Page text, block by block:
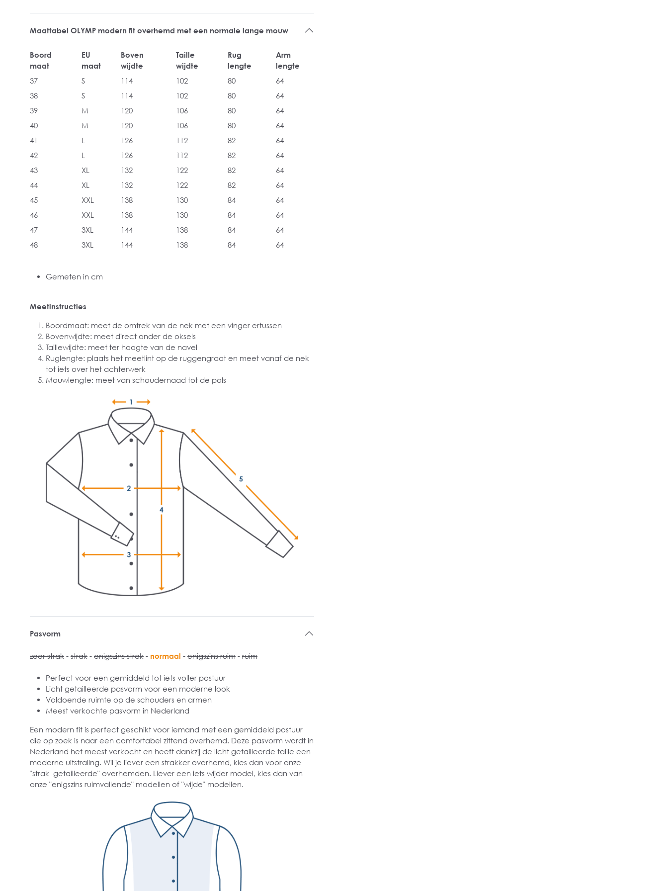
Maattabel OLYMP modern fit overhemd met een normale lange mouw
Boord
maat
EU
maat
Boven
wijdte
Taille
wijdte
Rug
lengte
Arm
lengte
37
S 114 102 80
64
38
S 114 102 80
64
39
M 120 106 80
64
40
M 120 106 80
64
41
L 126 112 82
64
42
L 126 112 82
64
43
XL 132 122 82
64
44
XL 132 122 82
64
45
XXL 138 130 84
64
46
XXL 138 130 84
64
47
3XL 144 138 84
64
48
3XL 144 138 84 64
Gemeten in cm
Meetinstructies
Boordmaat: meet de omtrek van de nek met een vinger ertussen
Bovenwijdte: meet direct onder de oksels
Taillewijdte: meet ter hoogte van de navel
Ruglengte: plaats het meetlint op de ruggengraat en meet vanaf de nek
tot iets over het achterwerk
Mouwlengte: meet van schoudernaad tot de pols
Pasvorm
zeer strak - strak - enigszins strak - normaal - enigszins ruim - ruim
Perfect voor een gemiddeld tot iets voller postuur
Licht getailleerde pasvorm voor een moderne look
Voldoende ruimte op de schouders en armen
Meest verkochte pasvorm in Nederland
Een modern fit is perfect geschikt voor iemand met een gemiddeld postuur
die op zoek is naar een comfortabel zittend overhemd. Deze pasvorm wordt in
Nederland het meest verkocht en heeft dankzij de licht getailleerde taille een
moderne uitstraling. Wil je liever een strakker overhemd, kies dan voor onze
"strak getailleerde" overhemden. Liever een iets wijder model, kies dan van
onze "enigszins ruimvallende" modellen of "wijde" modellen.